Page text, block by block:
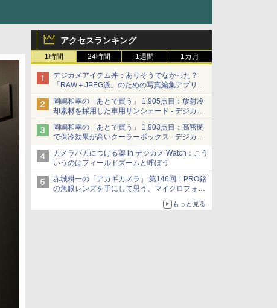
アクセスランキング
1時間 24時間 1週間 1カ月
デジカメアイテム丼：ありそうでなかった？
「RAW＋JPEG派」のための写真編集アプリ
カメラデフォルトのJPEGを大切にする
「Filmator」
岡嶋和幸の「あとで買う」 1,905点目：放射冷
却素材を採用した車用サンシェード - デジカメ
Watch
岡嶋和幸の「あとで買う」 1,903点目：高密閉
で保冷効果が高いクーラーボックス - デジカメ
Watch
カメラバカにつける薬 in デジカメ Watch：こう
いうのはフィールドズームと呼ぼう
赤城耕一の「アカギカメラ」 第146回：PRO銘
の魚眼レンズを手にして思う、マイクロフォー
もっと見る